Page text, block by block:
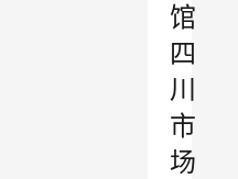
馆
四
川
市
场